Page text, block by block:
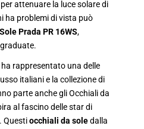
attenuare la luce solare di
ha problemi di vista può
Prada PR 16WS,
rappresentato una delle
italiani e la collezione di
parte anche gli Occhiali da
al fascino delle star di
Questiocchiali da soledalla